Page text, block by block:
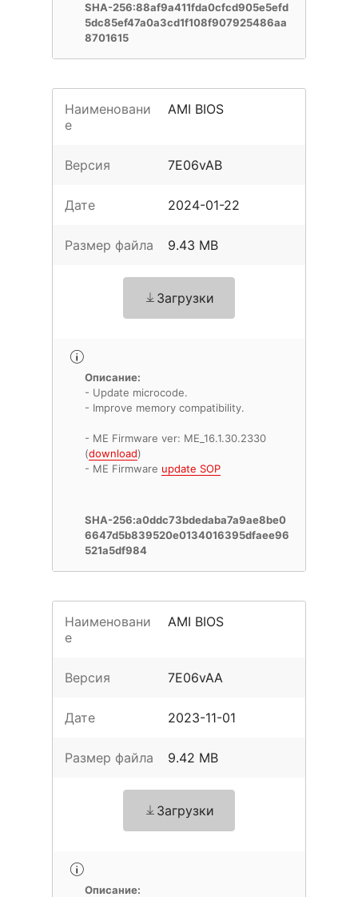
SHA-256:88af9a411fda0cfcd905e5efd
5dc85ef47a0a3cd1f108f907925486aa
8701615
Наименовани
е
AMI BIOS
Версия 7E06vAB
Дате 2024-01-22
Размер файла 9.43 MB
Загрузки
Описание:
- Update microcode.
- Improve memory compatibility.
- ME Firmware ver: ME_16.1.30.2330
(download)
- ME Firmware update SOP
SHA-256:a0ddc73bdedaba7a9ae8be0
6647d5b839520e0134016395dfaee96
521a5df984
Наименовани
е
AMI BIOS
Версия 7E06vAA
Дате 2023-11-01
Размер файла 9.42 MB
Загрузки
Описание: